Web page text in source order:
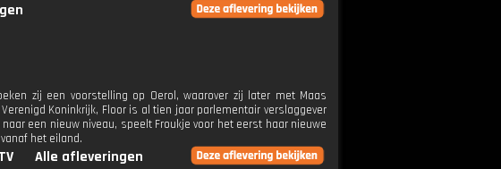
zij een voorstelling op Oerol, waarover zij later met Maas
Koninkrijk, Floor is al tien jaar parlementair verslaggever
een nieuw niveau, speelt Froukje voor het eerst haar nieuwe
het eiland.
Alle afleveringen